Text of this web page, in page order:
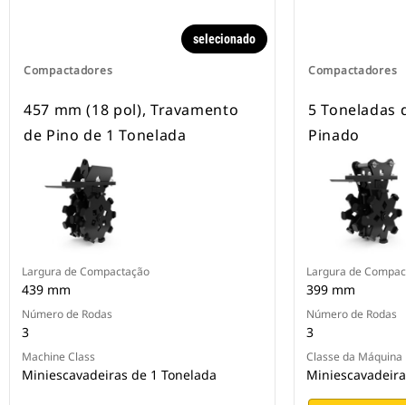
Compactadores
selecionado
457 mm (18 pol), Travamento
de Pino de 1 Tonelada
Largura de Compactação
439 mm
Número de Rodas
3
Machine Class
Miniescavadeiras de 1 Tonelada
Compactadores
5 Toneladas
Pinado
Largura de
399 mm
Número de Rodas
3
Classe da Máquina